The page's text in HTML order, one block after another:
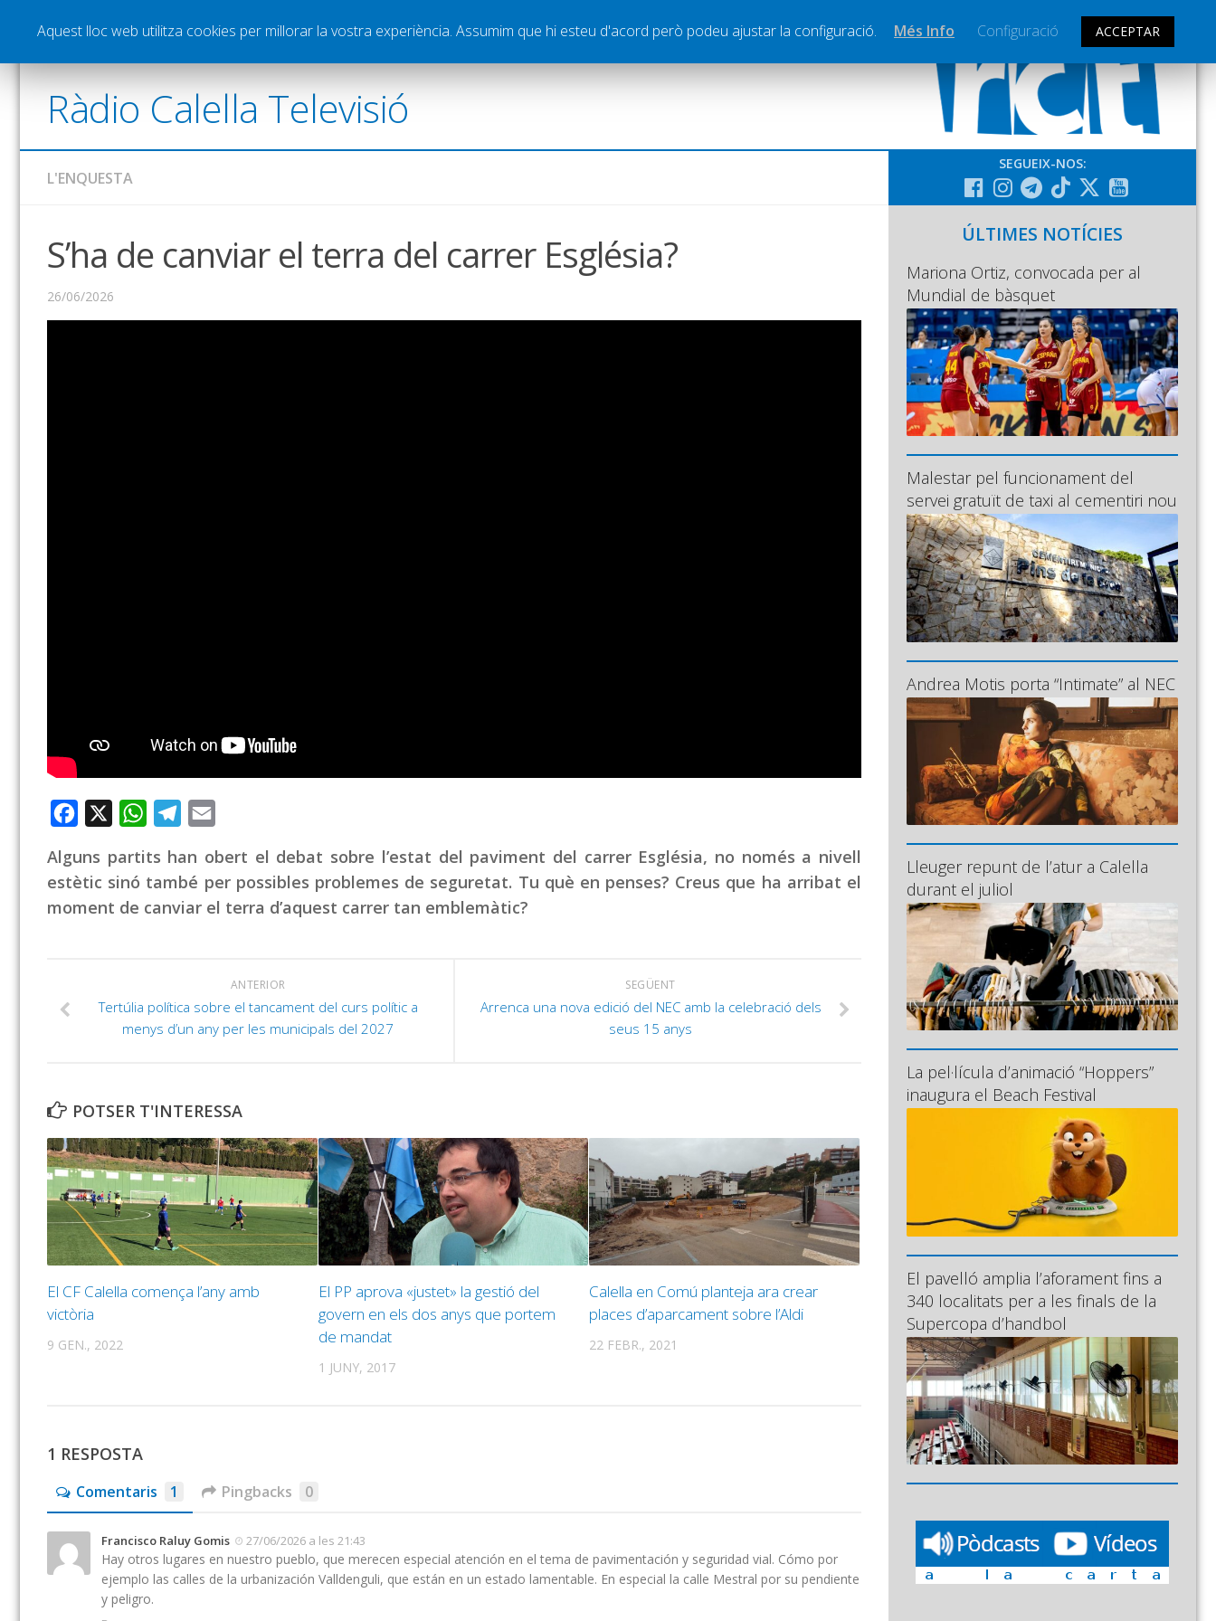
Notícies Esports Pòdcasts Vídeos Graella Publicitat Contacte
Ràdio Calella Televisió
L'ENQUESTA
S’ha de canviar el terra del carrer Església?
26/06/2026
Facebook WhatsAppTelegram
Alguns partits han obert el debat sobre l’estat del paviment del carrer Església, no només a nivell
estètic sinó també per possibles problemes de seguretat. Tu què en penses? Creus que ha arribat el
moment de canviar el terra d’aquest carrer tan emblemàtic?
SEGÜENT
Arrenca una nova edició del NEC amb la celebració dels
seus 15 anys
ANTERIOR
Tertúlia política sobre el tancament del curs polític a
menys d’un any per les municipals del 2027
POTSER T'INTERESSA
El CF Calella comença l’any amb
victòria
9 GEN., 2022
El PP aprova «justet» la gestió del
govern en els dos anys que portem
de mandat
1 JUNY, 2017
Calella en Comú planteja ara crear
places d’aparcament sobre l’Aldi
22 FEBR., 2021
1 RESPOSTA
Comentaris 1 Pingbacks 0
Francisco Raluy Gomis 27/06/2026 a les 21:43
Hay otros lugares en nuestro pueblo, que merecen especial atención en el tema de pavimentación y seguridad vial. Cómo por
ejemplo las calles de la urbanización Valldenguli, que están en un estado lamentable. En especial la calle Mestral por su pendiente
y peligro.
SEGUEIX-NOS:
ÚLTIMES NOTÍCIES
Mariona Ortiz, convocada per al
Mundial de bàsquet
Malestar pel funcionament del
servei gratuït de taxi al cementiri nou
Andrea Motis porta “Intimate” al NEC
Lleuger repunt de l’atur a Calella
durant el juliol
La pel·lícula d’animació “Hoppers”
inaugura el Beach Festival
El pavelló amplia l’aforament fins a
340 localitats per a les finals de la
Supercopa d’handbol
Aquest lloc web utilitza cookies per millorar la vostra experiència. Assumim que hi esteu d'acord però podeu ajustar la configuració. Més Info Configuració ACCEPTAR